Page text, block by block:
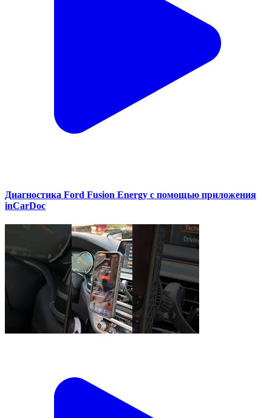
Диагностика Ford Fusion Energy с помощью приложения
inCarDoc